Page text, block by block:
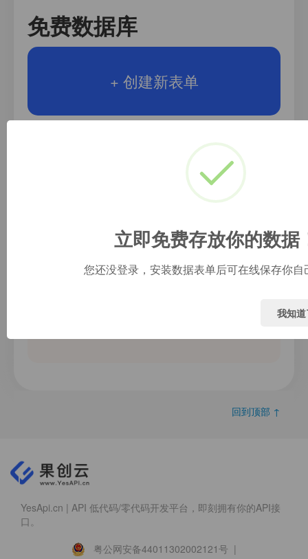
免费数据库
+ 创建新表单
新手表单模板
数据API接口
立即免费存放你的数据
您还没登录，安装数据表单后可在线保存你自
我知
回到顶部 ↑
YesApi.cn | API 低代码/零代码开发平台，即刻拥有你的API接
口。
粤公网安备44011302002121号 |